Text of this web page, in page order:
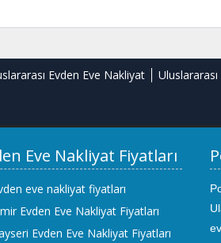
Evden Eve Nakliyat Uluslararası
Eve Nakliyat Fiyatları
eve nakliyat fiyatları
Evden Eve Nakliyat Fiyatları
Evden Eve Nakliyat Fiyatları